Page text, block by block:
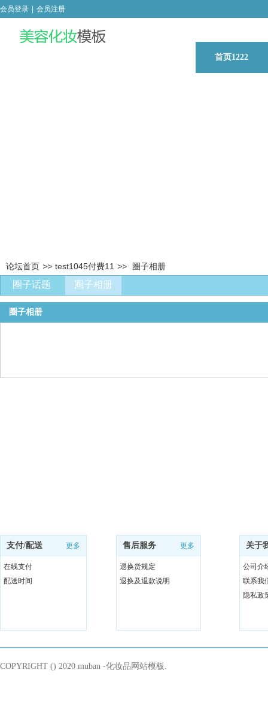
首页1222
会员登录 会员注册
论坛首页 >> test1045付费11 >> 圈子相册
圈子话题 圈子相册
圈子相册
支付/配送 更多
在线支付
配送时间
售后服务 更多
退换货规定
退换及退款说明
关于
公司介
联系我
隐私政
COPYRIGHT () 2020 muban -化妆品网站模板.